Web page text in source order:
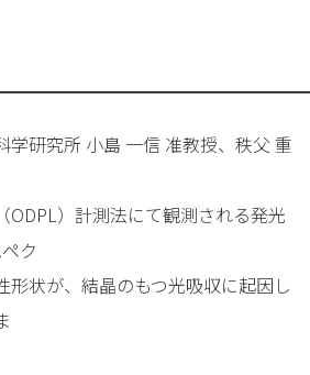
研究所 小島 一信 准教授、秩父 重
ODPL）計測法にて観測される発光
ク
形状が、結晶のもつ光吸収に起因し